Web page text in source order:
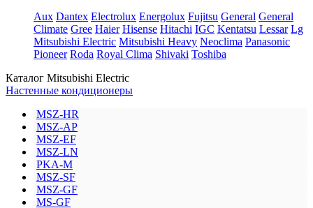
Aux Dantex Electrolux Energolux Fujitsu General General
Climate Gree Haier Hisense Hitachi IGC Kentatsu Lessar Lg
Mitsubishi Electric Mitsubishi Heavy Neoclima Panasonic
Pioneer Roda Royal Clima Shivaki Toshiba
Каталог Mitsubishi Electric
Настенные кондиционеры
MSZ-HR
MSZ-AP
MSZ-EF
MSZ-LN
PKA-M
MSZ-SF
MSZ-GF
MS-GF